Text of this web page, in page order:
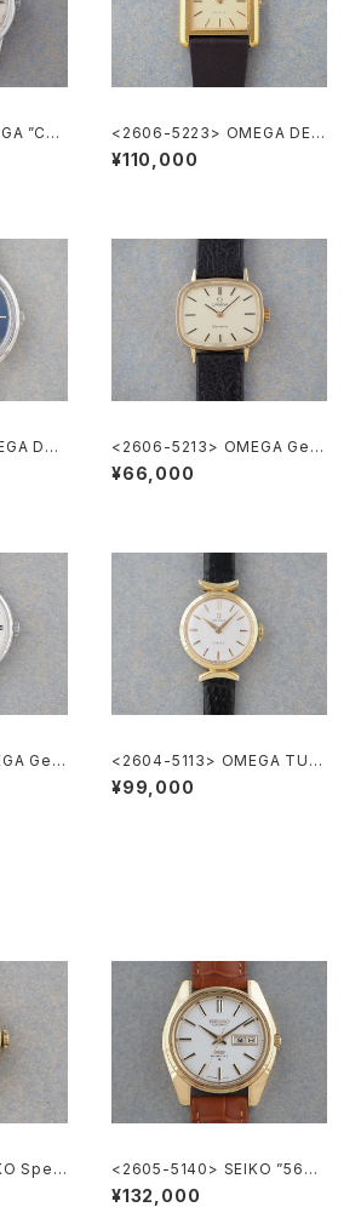
”Cal.
<2606-5223> OMEGA DE V
ILLE
¥110,000
DE-
<2606-5213> OMEGA Gen
eve
¥66,000
Gen
<2604-5113> OMEGA TUR
LER
¥99,000
Speci
<2605-5140> SEIKO ”56K
S" KING SEIKO
¥132,000